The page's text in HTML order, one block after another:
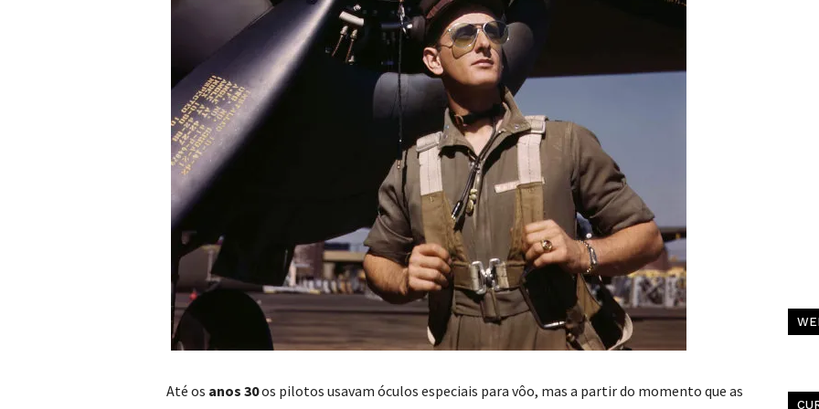
Até os anos 30os pilotos usavam óculos especiais para vôo, mas a partir do momento que as